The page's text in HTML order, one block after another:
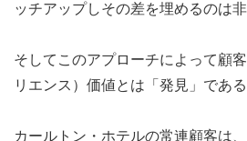
ッチアップしその差を埋めるのは
そしてこのアプローチによって顧
リエンス）価値とは「発見」である
カールトン・ホテルの常連顧客は